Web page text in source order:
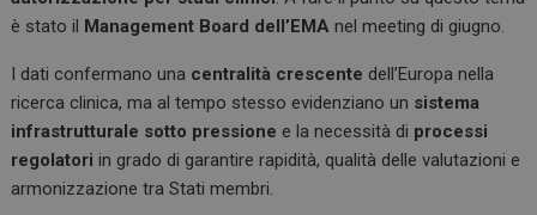
è stato il Management Board dell’EMA nel meeting di giugno.
I dati confermano una centralità crescente dell’Europa nella
ricerca clinica, ma al tempo stesso evidenziano un sistema
infrastrutturale sotto pressione e la necessità di processi
regolatori in grado di garantire rapidità, qualità delle valutazioni e
armonizzazione tra Stati membri.